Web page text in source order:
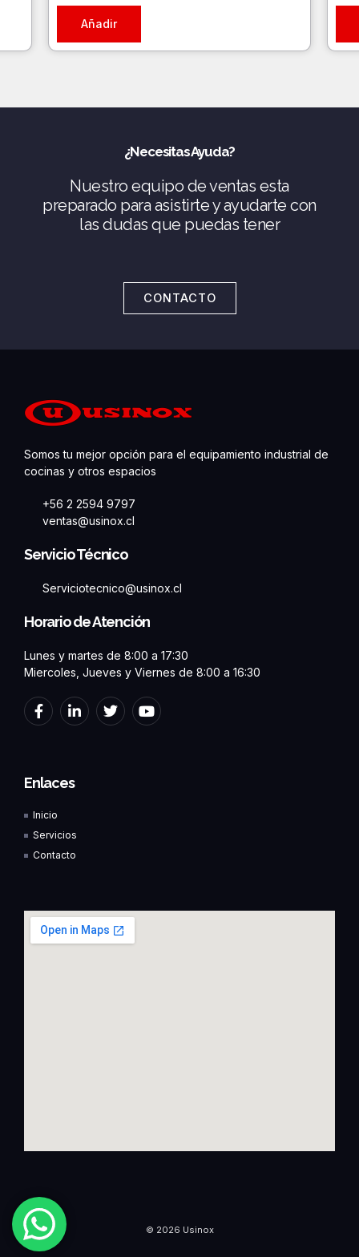
Añadir
¿Necesitas Ayuda?
Nuestro equipo de ventas esta
preparado para asistirte y ayudarte con
las dudas que puedas tener
CONTACTO
Somos tu mejor opción para el equipamiento industrial de
cocinas y otros espacios
+56 2 2594 9797
ventas@usinox.cl
Servicio Técnico
Serviciotecnico@usinox.cl
Horario de Atención
Lunes y martes de 8:00 a 17:30
Miercoles, Jueves y Viernes de 8:00 a 16:30
F
a
o
o
-
f
L
i
i
i
T
w
Y
o
Enlaces
Inicio
Servicios
Contacto
© 2026 Usinox